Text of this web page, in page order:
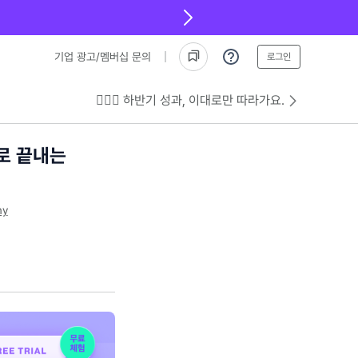
기업 광고/멤버십 문의 로그인
💁🏻‍♂️ 하반기 성과, 이대로만 따라가요.
끝내는